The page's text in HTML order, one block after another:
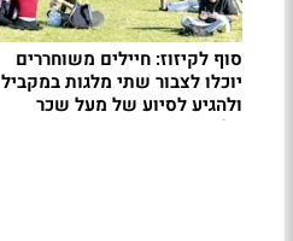
סוף לקיזוז: חיילים משוחררים
יוכלו לצבור שתי מלגות במקביל
ולהגיע לסיוע של מעל שכר
הלימוד